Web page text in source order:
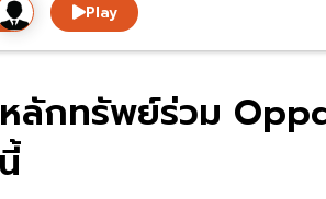
Play
หลักทรัพย์ร่วม